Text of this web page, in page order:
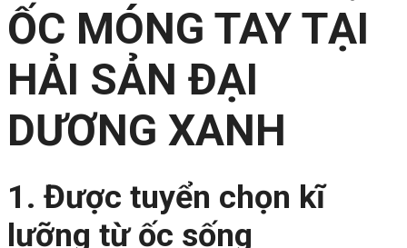
ỐC MÓNG TAY TẠI
HẢI SẢN ĐẠI
DƯƠNG XANH
1. Được tuyển chọn kĩ
lưỡng từ ốc sống